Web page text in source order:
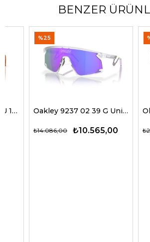
BENZER
Oakley 9237 02 39 G Unisex Güneş Gözlükleri
₺10.565,00
₺14.086,00